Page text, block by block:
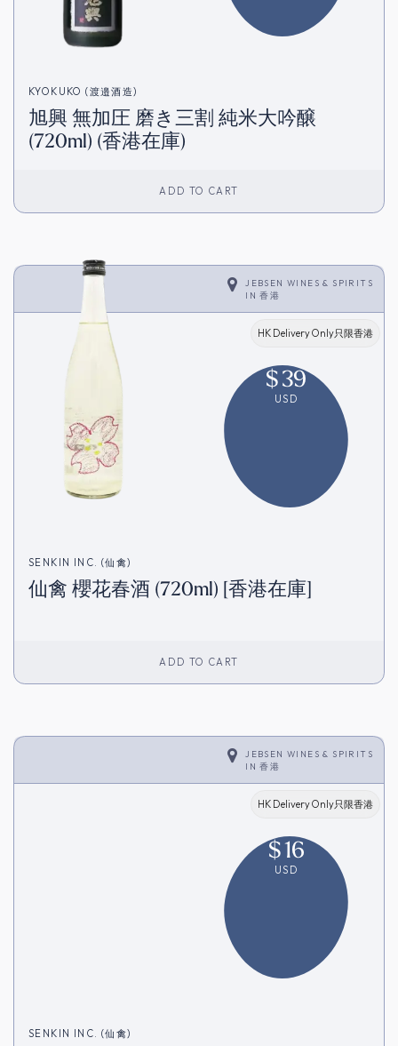
KYOKUKO (渡邉酒造)
旭興 無加圧 磨き三割 純米大吟醸
(720ml) (香港在庫)
ADD TO CART
JEBSEN WINES & SPIRITS
IN香港
HK Delivery Only只限香港
$39
USD
SENKIN INC. (仙禽)
仙禽 櫻花春酒 (720ml) [香港在庫]
ADD TO CART
JEBSEN WINES & SPIRITS
IN香港
HK Delivery Only只限香港
$16
USD
SENKIN INC. (仙禽)